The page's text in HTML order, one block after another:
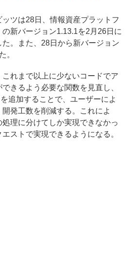
ツは28日、情報資産プラットフ
新バージョン1.13.1を2月26日に
。また、28日から新バージョン
。
れまで以上に少ないコードでア
きるよう必要な関数を見直し、
追加することで、ユーザーによ
発工数を削減する。これによ
理に分けてしか実現できなかっ
ストで実現できるようになる。